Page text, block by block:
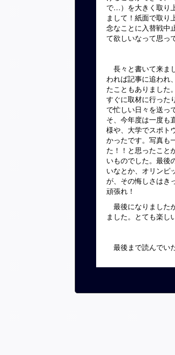
で…）を大きく取り
まして！紙面で取り
念なことに入替戦中
て欲しいなって思っ
長々と書いて来ま
われば記事に追われ
たこともありました
すぐに取材に行った
で忙しい日々を送っ
そ、今年度は一度も
様や、大学でスポト
かったです。写真も
た！！と思ったこと
いものでした。最後
いなとか、オリンピ
が、その悔しさはき
頑張れ！
最後になりました
ました。とても楽し
最後まで読んでい